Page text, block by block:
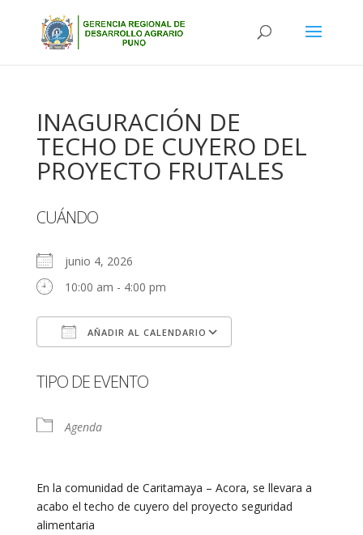
INAGURACIÓN DE
TECHO DE CUYERO DEL
PROYECTO FRUTALES
CUÁNDO
junio 4, 2026
10:00 am - 4:00 pm
AÑADIR AL CALENDARIO
TIPO DE EVENTO
Agenda
En la comunidad de Caritamaya – Acora, se llevara a
acabo el techo de cuyero del proyecto seguridad
alimentaria